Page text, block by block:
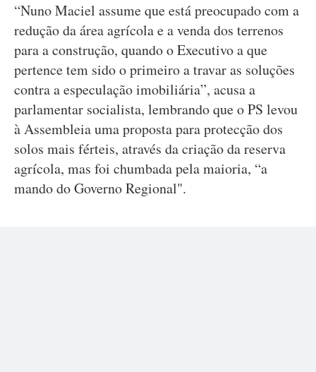
“Nuno Maciel assume que está preocupado com a
redução da área agrícola e a venda dos terrenos
para a construção, quando o Executivo a que
pertence tem sido o primeiro a travar as soluções
contra a especulação imobiliária”, acusa a
parlamentar socialista, lembrando que o PS levou
à Assembleia uma proposta para protecção dos
solos mais férteis, através da criação da reserva
agrícola, mas foi chumbada pela maioria, “a
mando do Governo Regional".